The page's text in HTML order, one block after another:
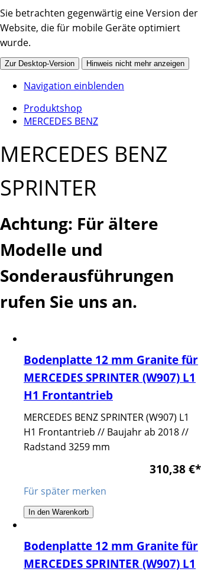
Sie betrachten gegenwärtig eine Version der
Website, die für mobile Geräte optimiert
wurde.
Zur Desktop-Version Hinweis nicht mehr anzeigen
Navigation einblenden
Produktshop
MERCEDES BENZ
MERCEDES BENZ
SPRINTER
Achtung: Für ältere
Modelle und
Sonderausführungen
rufen Sie uns an.
Bodenplatte 12 mm Granite für
MERCEDES SPRINTER (W907) L1
H1 Frontantrieb
MERCEDES BENZ SPRINTER (W907) L1
H1 Frontantrieb // Baujahr ab 2018 //
Radstand 3259 mm
310,38 €*
Für später merken
In den Warenkorb
Bodenplatte 12 mm Granite für
MERCEDES SPRINTER (W907) L1